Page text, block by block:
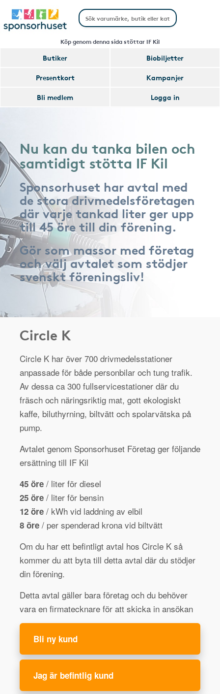
Köp genom denna sida stöttar IF Kil
Butiker
Biobiljetter
Presentkort
Kampanjer
Bli medlem
Logga in
Nu kan du tanka bilen och
samtidigt stötta IF Kil
Sponsorhuset har avtal med
de stora drivmedelsföretagen
där varje tankad liter ger upp
till 45 öre till din förening.
Gör som massor med företag
och välj avtalet som stödjer
svenskt föreningsliv!
Circle K
Circle K har över 700 drivmedelsstationer
anpassade för både personbilar och tung trafik.
Av dessa ca 300 fullservicestationer där du
fräsch och näringsriktig mat, gott ekologiskt
kaffe, biluthyrning, biltvätt och spolarvätska på
pump.
Avtalet genom Sponsorhuset Företag ger följande
ersättning till IF Kil
45 öre / liter för diesel
25 öre / liter för bensin
12 öre / kWh vid laddning av elbil
8 öre / per spenderad krona vid biltvätt
Om du har ett befintligt avtal hos Circle K så
kommer du att byta till detta avtal där du stödjer
din förening.
Detta avtal gäller bara företag och du behöver
vara en firmatecknare för att skicka in ansökan
Bli ny kund
Jag är befintlig kund